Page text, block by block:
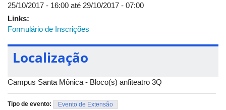
25/10/2017 - 16:00 até 29/10/2017 - 07:00
Links:
Formulário de Inscrições
Localização
Campus Santa Mônica - Bloco(s) anfiteatro 3Q
Tipo de evento: Evento de Extensão